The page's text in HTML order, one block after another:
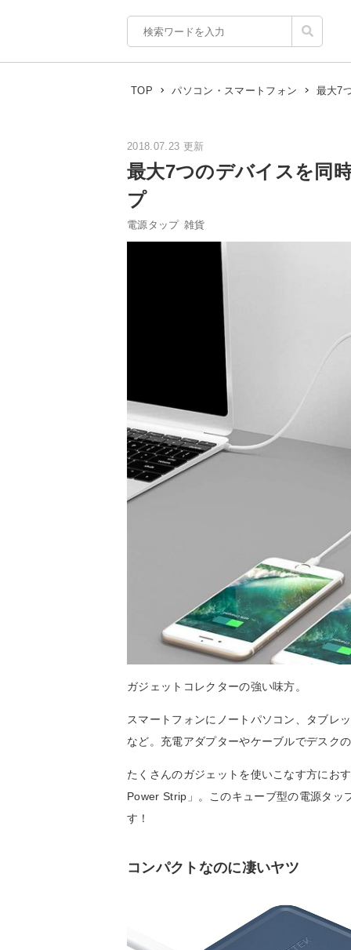
TOP パソコン・スマートフォン 最大7
2018.07.23 更新
最大7つのデバイスを同
プ
電源タップ 雑貨
ガジェットコレクターの強い味方。
スマートフォンにノートパソコン、タブレ
など。充電アダプターやケーブルでデスク
たくさんのガジェットを使いこなす方にお
Power Strip」。このキューブ型の電源タッ
す！
コンパクトなのに凄いヤツ